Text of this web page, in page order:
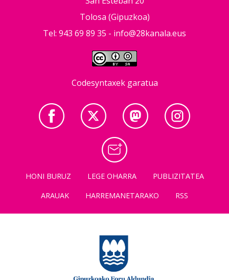
Tolosa (Gipuzkoa)
Tel: 943 69 89 35 - info@28kanala.eus
Codesyntaxek garatua
HONI BURUZ LEGE OHARRA
PUBLIZITATEA
ARAUAK
HARREMANETARAKO RSS